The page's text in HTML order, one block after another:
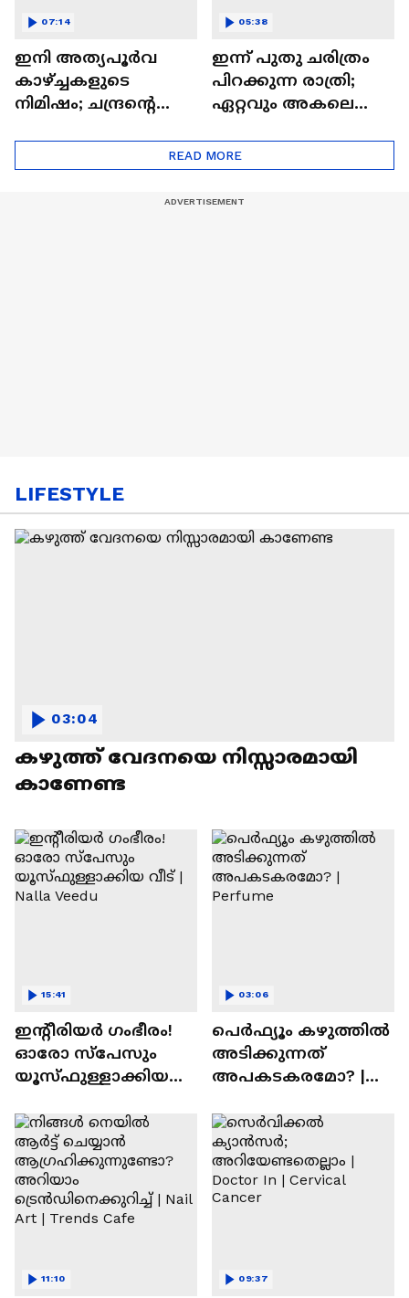
ഇനി അത്യപൂര്‍വ
കാഴ്ച്ചകളുടെ
മറുപുറത്തേക്കുള്ള
ഒറിയോണിന്റെ യാത്ര
07:14
ഇന്ന് പുതു ചരിത്രം
പിറക്കുന്ന രാത്രി;
ആര്‍ട്ടിമെസ് 2 സംഘം
05:38
LIFESTYLE
കഴുത്ത് വേദനയെ നിസ്സാരമായി
03:04
ഇന്റീരിയർ ഗംഭീരം!
ഓരോ സ്‌പേസും
വീട് | Nalla Veedu
15:41
പെർഫ്യൂം കഴുത്തിൽ
അടിക്കുന്നത്
Perfume
03:06